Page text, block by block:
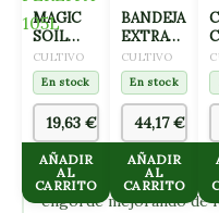
Vitamax Pro potencia
etapa de crecimiento
aminoácidos y ácidos
etapa vegetativa
sano consiguiendo
aplicación. Al entrar en
incrementar la
engorde mejorando de
MAGIC
SOIL
COCO
PROLED
CON
PERLITA
105L
CULTIVO
En stock
19,63 €
AÑADIR
AL
CARRITO
BANDEJA
EXTRACCION
150
ALVEOLOS
CULTIVO
En stock
44,17€
AÑADIR
AL
CARRITO